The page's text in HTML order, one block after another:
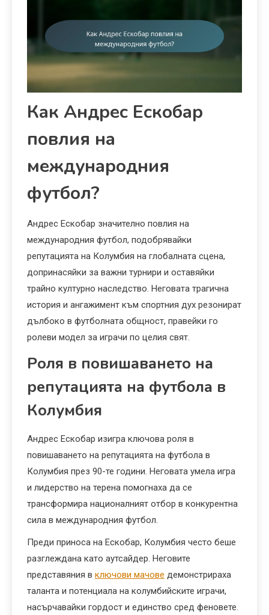
Как Андрес Ескобар
повлия на
международния
футбол?
Андрес Ескобар значително повлия на
международния футбол, подобрявайки
репутацията на Колумбия на глобалната сцена,
допринасяйки за важни турнири и оставяйки
трайно културно наследство. Неговата трагична
история и ангажимент към спортния дух резонират
дълбоко в футболната общност, правейки го
ролеви модел за играчи по целия свят.
Роля в повишаването на
репутацията на футбола в
Колумбия
Андрес Ескобар изигра ключова роля в
повишаването на репутацията на футбола в
Колумбия през 90-те години. Неговата умела игра
и лидерство на терена помогнаха да се
трансформира националният отбор в конкурентна
сила в международния футбол.
Преди приноса на Ескобар, Колумбия често беше
разглеждана като аутсайдер. Неговите
представяния в ключови мачове демонстрираха
таланта и потенциала на колумбийските играчи,
насърчавайки гордост и единство сред феновете.